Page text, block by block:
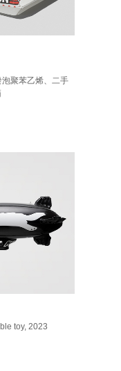
聚苯乙烯、二手
toy, 2023